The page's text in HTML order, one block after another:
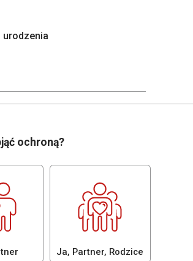
urodzenia
ochroną?
Ja, Partner, Rodzice